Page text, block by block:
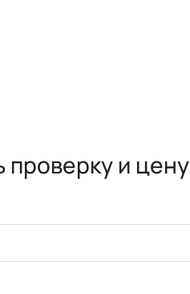
проверку и цену